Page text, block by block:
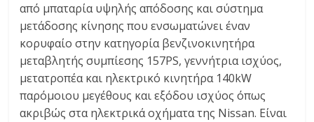
από μπαταρία υψηλής απόδοσης και σύστημα
μετάδοσης κίνησης που ενσωματώνει έναν
κορυφαίο στην κατηγορία βενζινοκινητήρα
μεταβλητής συμπίεσης 157PS, γεννήτρια ισχύος,
μετατροπέα και ηλεκτρικό κινητήρα 140kW
παρόμοιου μεγέθους και εξόδου ισχύος όπως
ακριβώς στα ηλεκτρικά οχήματα της Nissan. Είναι